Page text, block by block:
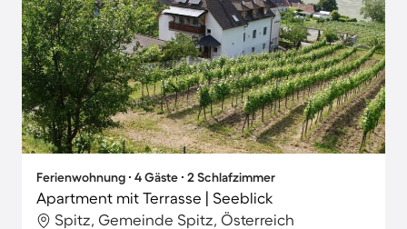
Ferienwohnung ∙ 4 Gäste ∙ 2 Schlafzimmer
Apartment mit Terrasse | Seeblick
Spitz, Gemeinde Spitz, Österreich